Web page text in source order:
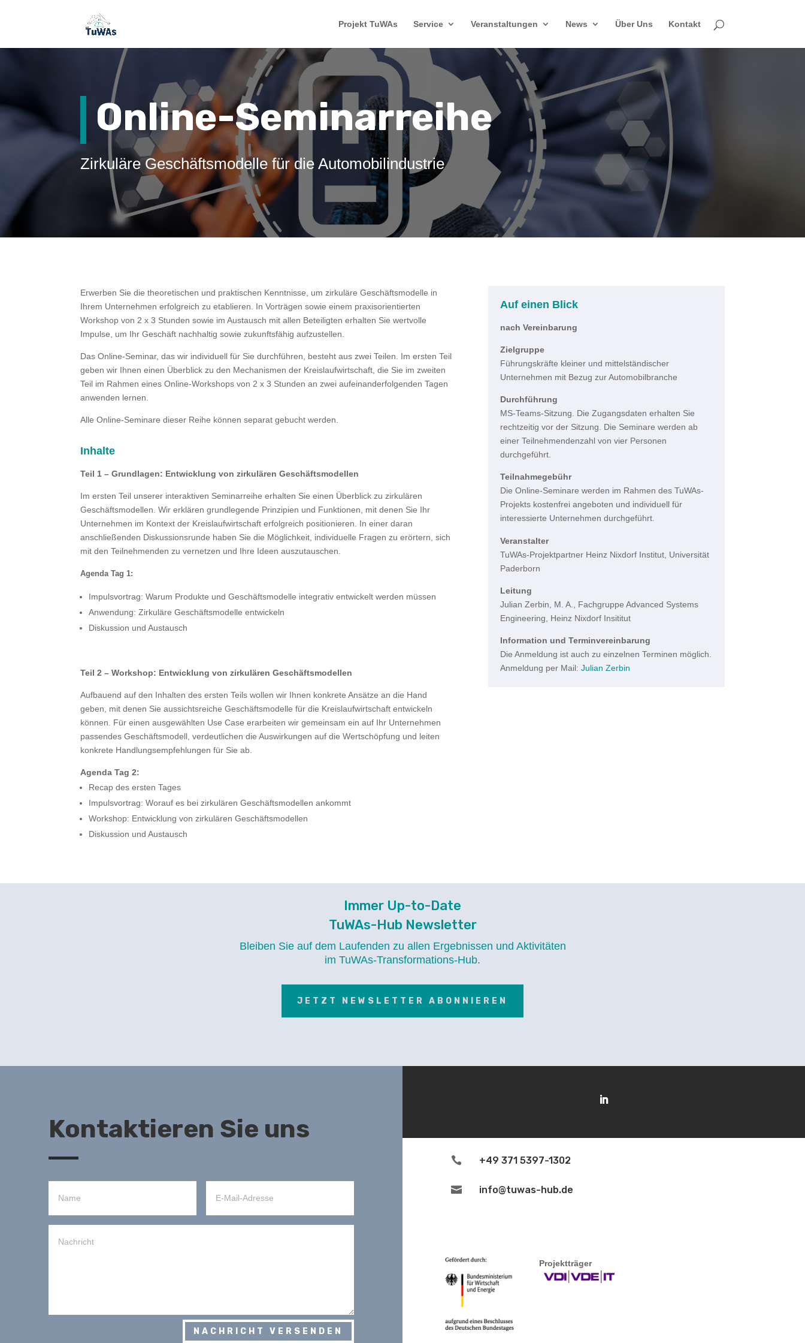
Projekt TuWAs Service Veranstaltungen News Über Uns Kontakt
Online-Seminarreihe
Zirkuläre Geschäftsmodelle für die Automobilindustrie
Erwerben Sie die theoretischen und praktischen Kenntnisse, um zirkuläre Geschäftsmodelle in
Ihrem Unternehmen erfolgreich zu etablieren. In Vorträgen sowie einem praxisorientierten
Workshop von 2 x 3 Stunden sowie im Austausch mit allen Beteiligten erhalten Sie wertvolle
Impulse, um Ihr Geschäft nachhaltig sowie zukunftsfähig aufzustellen.
Das Online-Seminar, das wir individuell für Sie durchführen, besteht aus zwei Teilen. Im ersten Teil
geben wir Ihnen einen Überblick zu den Mechanismen der Kreislaufwirtschaft, die Sie im zweiten
Teil im Rahmen eines Online-Workshops von 2 x 3 Stunden an zwei aufeinanderfolgenden Tagen
anwenden lernen.
Alle Online-Seminare dieser Reihe können separat gebucht werden.
Inhalte
Teil 1 – Grundlagen: Entwicklung von zirkulären Geschäftsmodellen
Im ersten Teil unserer interaktiven Seminarreihe erhalten Sie einen Überblick zu zirkulären
Geschäftsmodellen. Wir erklären grundlegende Prinzipien und Funktionen, mit denen Sie Ihr
Unternehmen im Kontext der Kreislaufwirtschaft erfolgreich positionieren. In einer daran
anschließenden Diskussionsrunde haben Sie die Möglichkeit, individuelle Fragen zu erörtern, sich
mit den Teilnehmenden zu vernetzen und Ihre Ideen auszutauschen.
Agenda Tag 1:
Impulsvortrag: Warum Produkte und Geschäftsmodelle integrativ entwickelt werden müssen
Anwendung: Zirkuläre Geschäftsmodelle entwickeln
Diskussion und Austausch
Teil 2 – Workshop: Entwicklung von zirkulären Geschäftsmodellen
Aufbauend auf den Inhalten des ersten Teils wollen wir Ihnen konkrete Ansätze an die Hand
geben, mit denen Sie aussichtsreiche Geschäftsmodelle für die Kreislaufwirtschaft entwickeln
können. Für einen ausgewählten Use Case erarbeiten wir gemeinsam ein auf Ihr Unternehmen
passendes Geschäftsmodell, verdeutlichen die Auswirkungen auf die Wertschöpfung und leiten
konkrete Handlungsempfehlungen für Sie ab.
Agenda Tag 2:
Recap des ersten Tages
Impulsvortrag: Worauf es bei zirkulären Geschäftsmodellen ankommt
Workshop: Entwicklung von zirkulären Geschäftsmodellen
Diskussion und Austausch
Auf einen Blick
nach Vereinbarung
Zielgruppe
Führungskräfte kleiner und mittelständischer
Unternehmen mit Bezug zur Automobilbranche
Durchführung
MS-Teams-Sitzung. Die Zugangsdaten erhalten Sie
rechtzeitig vor der Sitzung. Die Seminare werden ab
einer Teilnehmendenzahl von vier Personen
durchgeführt.
Teilnahmegebühr
Die Online-Seminare werden im Rahmen des TuWAs-
Projekts kostenfrei angeboten und individuell für
interessierte Unternehmen durchgeführt.
Veranstalter
TuWAs-Projektpartner Heinz Nixdorf Institut, Universität
Paderborn
Leitung
Julian Zerbin, M. A., Fachgruppe Advanced Systems
Engineering, Heinz Nixdorf Insititut
Information und Terminvereinbarung
Die Anmeldung ist auch zu einzelnen Terminen möglich.
Anmeldung per Mail: Julian Zerbin
Immer Up-to-Date
TuWAs-Hub Newsletter
Bleiben Sie auf dem Laufenden zu allen Ergebnissen und Aktivitäten
im TuWAs-Transformations-Hub.
JETZT NEWSLETTER ABONNIEREN
Kontaktieren Sie uns
NACHRICHT VERSENDEN
 +49 371 5397-1302
 info@tuwas-hub.de
Projektträger